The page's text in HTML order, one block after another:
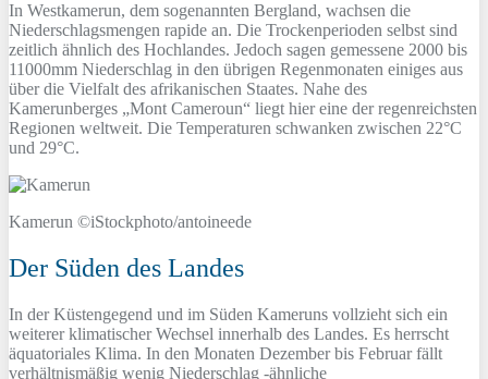
In Westkamerun, dem sogenannten Bergland, wachsen die
Niederschlagsmengen rapide an. Die Trockenperioden selbst sind
zeitlich ähnlich des Hochlandes. Jedoch sagen gemessene 2000 bis
11000mm Niederschlag in den übrigen Regenmonaten einiges aus
über die Vielfalt des afrikanischen Staates. Nahe des
Kamerunberges „Mont Cameroun“ liegt hier eine der regenreichsten
Regionen weltweit. Die Temperaturen schwanken zwischen 22°C
und 29°C.
Kamerun ©iStockphoto/antoineede
Der Süden des Landes
In der Küstengegend und im Süden Kameruns vollzieht sich ein
weiterer klimatischer Wechsel innerhalb des Landes. Es herrscht
äquatoriales Klima. In den Monaten Dezember bis Februar fällt
verhältnismäßig wenig Niederschlag -ähnliche